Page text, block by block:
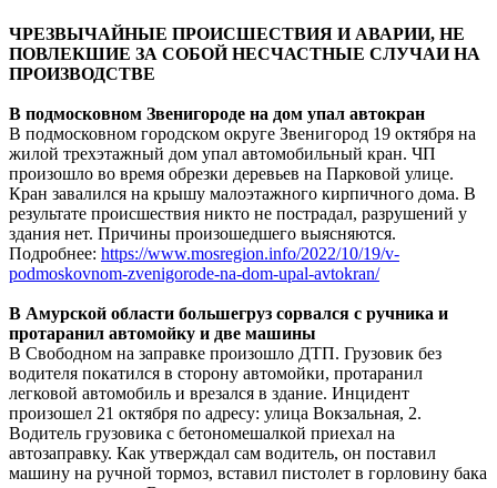
ЧРЕЗВЫЧАЙНЫЕ ПРОИСШЕСТВИЯ И АВАРИИ, НЕ
ПОВЛЕКШИЕ ЗА СОБОЙ НЕСЧАСТНЫЕ СЛУЧАИ НА
ПРОИЗВОДСТВЕ
В подмосковном Звенигороде на дом упал автокран
В подмосковном городском округе Звенигород 19 октября на
жилой трехэтажный дом упал автомобильный кран. ЧП
произошло во время обрезки деревьев на Парковой улице.
Кран завалился на крышу малоэтажного кирпичного дома. В
результате происшествия никто не пострадал, разрушений у
здания нет. Причины произошедшего выясняются.
Подробнее: https://www.mosregion.info/2022/10/19/v-
podmoskovnom-zvenigorode-na-dom-upal-avtokran/
В Амурской области большегруз сорвался с ручника и
протаранил автомойку и две машины
В Свободном на заправке произошло ДТП. Грузовик без
водителя покатился в сторону автомойки, протаранил
легковой автомобиль и врезался в здание. Инцидент
произошел 21 октября по адресу: улица Вокзальная, 2.
Водитель грузовика с бетономешалкой приехал на
автозаправку. Как утверждал сам водитель, он поставил
машину на ручной тормоз, вставил пистолет в горловину бака